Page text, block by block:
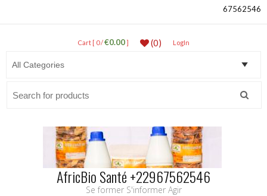
67562546
Cart [ 0 /€0.00] (0) LogIn
AfricBio Santé +22967562546
Se former S'informer Agir